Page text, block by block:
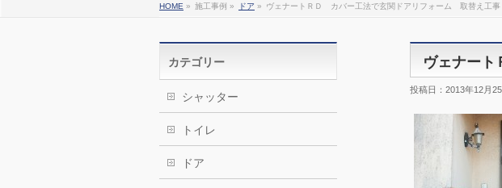
HOME » 施工事例 » ドア » ヴェナートＲＤ カバー工法で玄関ドアリフォーム 取替え工事
ヴェナー
投稿日：2013年12月
カテゴリー
シャッター
トイレ
ドア